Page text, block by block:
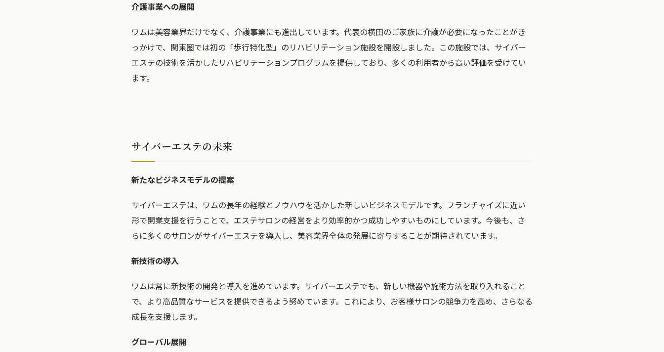
介護事業への展開
ワムは美容業界だけでなく、介護事業にも進出しています。代表の横田のご家族に介護が必要になったことがき
っかけで、関東圏では初の「歩行特化型」のリハビリテーション施設を開設しました。この施設では、サイバー
エステの技術を活かしたリハビリテーションプログラムを提供しており、多くの利用者から高い評価を受けてい
ます。
サイバーエステの未来
新たなビジネスモデルの提案
サイバーエステは、ワムの長年の経験とノウハウを活かした新しいビジネスモデルです。フランチャイズに近い
形で開業支援を行うことで、エステサロンの経営をより効率的かつ成功しやすいものにしています。今後も、さ
らに多くのサロンがサイバーエステを導入し、美容業界全体の発展に寄与することが期待されています。
新技術の導入
ワムは常に新技術の開発と導入を進めています。サイバーエステでも、新しい機器や施術方法を取り入れること
で、より高品質なサービスを提供できるよう努めています。これにより、お客様サロンの競争力を高め、さらなる
成長を支援します。
グローバル展開